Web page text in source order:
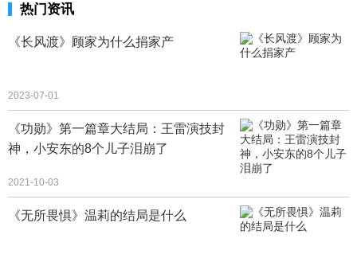
热门资讯
《长风渡》顾家为什么捐家产
2023-07-01
《功勋》第一篇章大结局：王雷演技封
神，小安东的8个儿子泪崩了
2021-10-03
《无所畏惧》温莉的结局是什么